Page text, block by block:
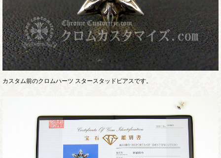
カスタム前のクロムハーツ スタースタッドピアスです。